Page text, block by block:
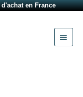
en France